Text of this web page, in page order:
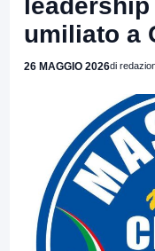
umiliato a
26 MAGGIO 2026di